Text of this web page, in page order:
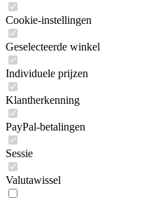
Cookie-instellingen
Geselecteerde winkel
Individuele prijzen
Klantherkenning
PayPal-betalingen
Sessie
Valutawissel